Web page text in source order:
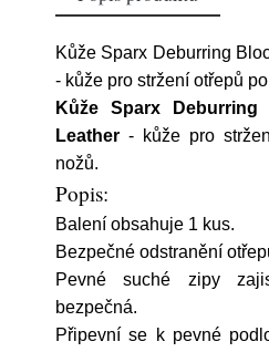
Kůže Sparx Deburring
- kůže pro stržení otřepů
Kůže Sparx
Leather - kůže pro
nožů.
Popis:
Balení obsahuje 1 kus.
Bezpečné odstranění
Pevné suché zipy
bezpečná.
Připevní se k pevné